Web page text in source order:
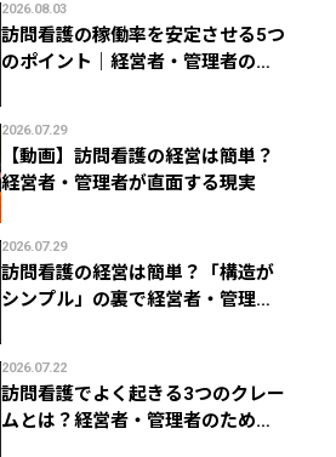
2026.08.03
訪問看護の稼働率を安定させる5つ
のポイント｜経営者・管理者のた
2026.07.29
【動画】訪問看護の経営は簡単？
経営者・管理者が直面する現実
2026.07.29
訪問看護の経営は簡単？「構造が
シンプル」の裏で経営者・管理者
2026.07.22
訪問看護でよく起きる3つのクレー
ムとは？経営者・管理者のための